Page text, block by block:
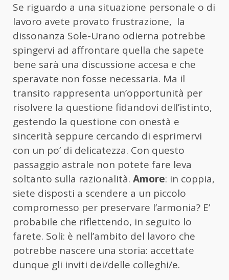
Se riguardo a una situazione personale o di
lavoro avete provato frustrazione, la
dissonanza Sole-Urano odierna potrebbe
spingervi ad affrontare quella che sapete
bene sarà una discussione accesa e che
speravate non fosse necessaria. Ma il
transito rappresenta un’opportunità per
risolvere la questione fidandovi dell’istinto,
gestendo la questione con onestà e
sincerità seppure cercando di esprimervi
con un po’ di delicatezza. Con questo
passaggio astrale non potete fare leva
soltanto sulla razionalità. Amore: in coppia,
siete disposti a scendere a un piccolo
compromesso per preservare l’armonia? E’
probabile che riflettendo, in seguito lo
farete. Soli: è nell’ambito del lavoro che
potrebbe nascere una storia: accettate
dunque gli inviti dei/delle colleghi/e.